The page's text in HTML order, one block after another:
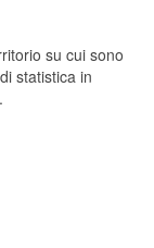
su cui sono
statistica in